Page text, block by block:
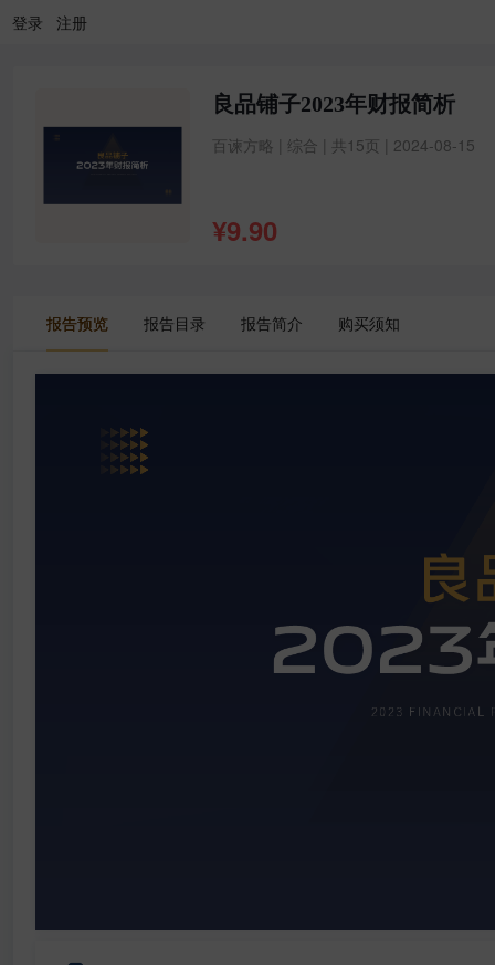
登录 注册
良品铺子2023年财报简析
百谏方略 | 综合 | 共15页 | 2024-08-15
¥9.90
报告预览 报告目录 报告简介 购买须知